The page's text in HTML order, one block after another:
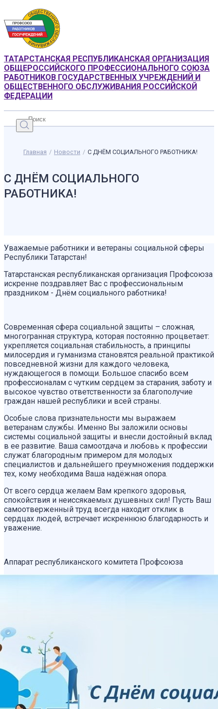
ТАТАРСТАНСКАЯ РЕСПУБЛИКАНСКАЯ ОРГАНИЗАЦИЯ
ОБЩЕРОССИЙСКОГО ПРОФЕССИОНАЛЬНОГО СОЮЗА
РАБОТНИКОВ ГОСУДАРСТВЕННЫХ УЧРЕЖДЕНИЙ И
ОБЩЕСТВЕННОГО ОБСЛУЖИВАНИЯ РОССИЙСКОЙ
ФЕДЕРАЦИИ
Главная / Новости / С ДНЁМ СОЦИАЛЬНОГО РАБОТНИКА!
С ДНЁМ СОЦИАЛЬНОГО
РАБОТНИКА!
Уважаемые работники и ветераны социальной сферы
Республики Татарстан!
Татарстанская республиканская организация Профсоюза
искренне поздравляет Вас с профессиональным
праздником - Днём социального работника!
Современная сфера социальной защиты – сложная,
многогранная структура, которая постоянно процветает:
укрепляется социальная стабильность, а принципы
милосердия и гуманизма становятся реальной практикой
повседневной жизни для каждого человека,
нуждающегося в помощи. Большое спасибо всем
профессионалам с чутким сердцем за старания, заботу и
высокое чувство ответственности за благополучие
граждан нашей республики и всей страны.
Особые слова признательности мы выражаем
ветеранам службы. Именно Вы заложили основы
системы социальной защиты и внесли достойный вклад
в ее развитие. Ваша самоотдача и любовь к профессии
служат благородным примером для молодых
специалистов и дальнейшего преумножения поддержки
тех, кому необходима Ваша надёжная опора.
От всего сердца желаем Вам крепкого здоровья,
спокойствия и неиссякаемых душевных сил! Пусть Ваш
самоотверженный труд всегда находит отклик в
сердцах людей, встречает искреннюю благодарность и
уважение.
Аппарат республиканского комитета Профсоюза